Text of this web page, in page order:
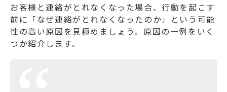
お客様と連絡がとれなくなった場合、行動を起こす
前に「なぜ連絡がとれなくなったのか」という可能
性の高い原因を見極めましょう。原因の一例をいく
つか紹介します。